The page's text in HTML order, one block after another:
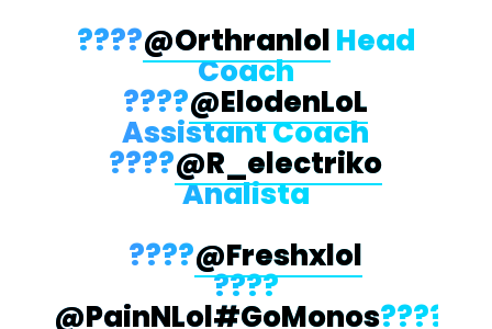
????@OrthranlolHead
Coach
????@ElodenLoL
Assistant Coach
????@R_electriko
Analista
????@Freshxlol
????
@PainNLol#GoMonos????